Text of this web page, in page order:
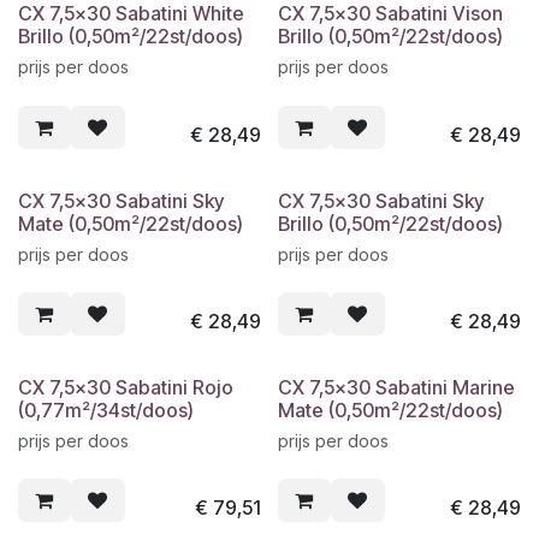
CX 7,5x30 Sabatini White
Brillo (0,50m²/22st/doos)
prijs per doos
€ 28,49
CX 7,5x30 Sabatini Vison
Brillo (0,50m²/22st/doos)
prijs per doos
€ 28,49
CX 7,5x30 Sabatini Sky
Mate (0,50m²/22st/doos)
prijs per doos
€ 28,49
CX 7,5x30 Sabatini Sky
Brillo (0,50m²/22st/doos)
prijs per doos
€ 28,49
CX 7,5x30 Sabatini Rojo
(0,77m²/34st/doos)
prijs per doos
€ 79,51
CX 7,5x30 Sabatini Marine
Mate (0,50m²/22st/doos)
prijs per doos
€ 28,49